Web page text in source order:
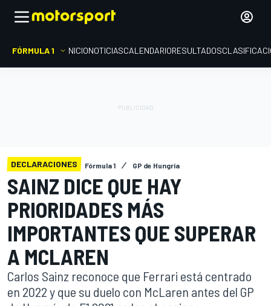
FÓRMULA 1 INICIONOTICIASCALENDARIORESULTADOS
DECLARACIONES Fórmula 1 GP de Hungría
SAINZ DICE QUE HAY
PRIORIDADES MÁS
IMPORTANTES QUE SUPERAR
A MCLAREN
Carlos Sainz reconoce que Ferrari está centrado
en 2022 y que su duelo con McLaren antes del GP